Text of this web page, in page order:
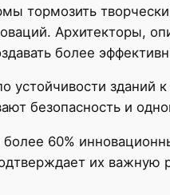
тормозить
Архитекторы,
более
устойчивости зданий
безопасность и
более 60%
их важную